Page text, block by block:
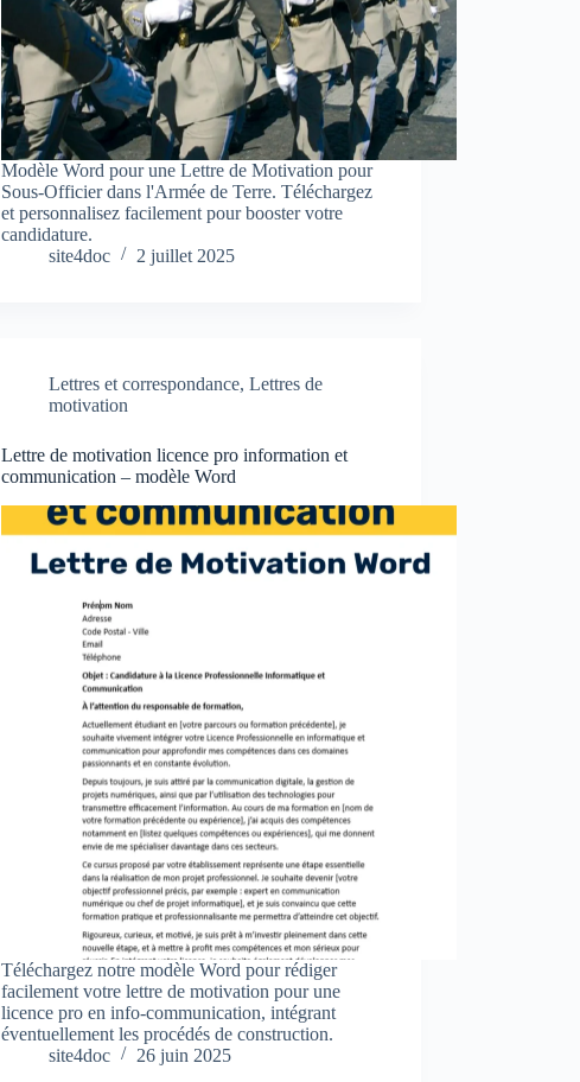
Modèle Word pour une Lettre de Motivation pour
Sous-Officier dans l'Armée de Terre. Téléchargez
et personnalisez facilement pour booster votre
candidature.
site4doc
2 juillet 2025
Lettres et correspondance,Lettres de
motivation
Lettre de motivation licence pro information et
communication – modèle Word
Téléchargez notre modèle Word pour rédiger
facilement votre lettre de motivation pour une
licence pro en info-communication, intégrant
éventuellement les procédés de construction.
site4doc
26 juin 2025